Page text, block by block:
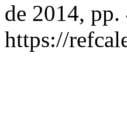
de 2014, pp.
https://